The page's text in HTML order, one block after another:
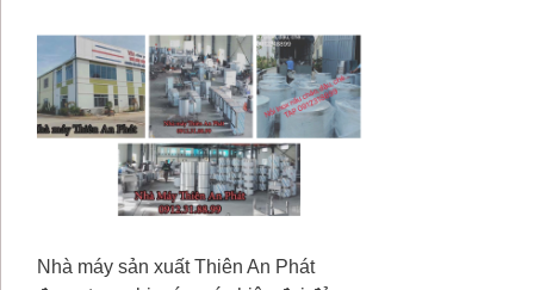
Nhà máy sản xuất Thiên An Phát